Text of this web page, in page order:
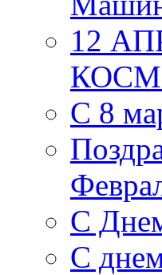
12
С 8
С
С